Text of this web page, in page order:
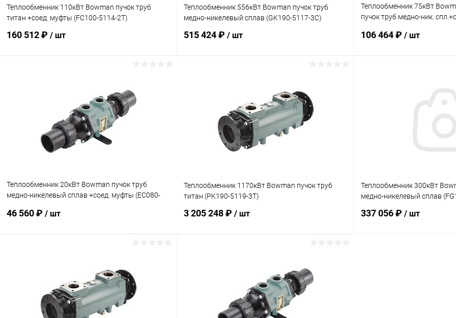
Теплообменник 110кВт Bowman пучок труб
титан +соед. муфты (FC100-5114-2T)
160 512 ₽ / шт
Под заказ
Теплообменник 556кВт Bowman пучок труб
медно-никелевый сплав (GK190-5117-3C)
515 424 ₽ / шт
К сравнению В наличии
Теплообменник 75кВт
пучок труб медно-ник.
106 464 ₽ / шт
Теплообменник 20кВт Bowman пучок труб
медно-никелевый сплав +соед. муфты (EC080-
46 560 ₽ / шт
К сравнению В наличии
Теплообменник 1170кВт Bowman пучок труб
титан (PK190-5119-3T)
3 205 248 ₽ / шт
Под заказ
Теплообменник 300кВт
медно-никелевый сплав
337 056 ₽ / шт